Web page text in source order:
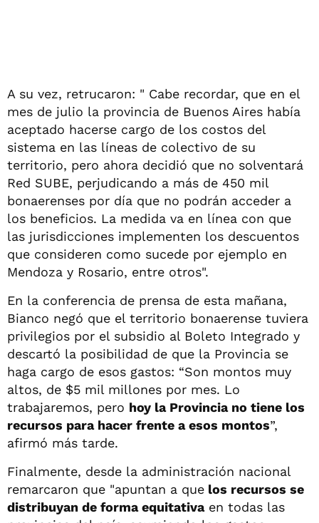
A su vez, retrucaron: " Cabe recordar, que en el
mes de julio la provincia de Buenos Aires había
aceptado hacerse cargo de los costos del
sistema en las líneas de colectivo de su
territorio, pero ahora decidió que no solventará
Red SUBE, perjudicando a más de 450 mil
bonaerenses por día que no podrán acceder a
los beneficios. La medida va en línea con que
las jurisdicciones implementen los descuentos
que consideren como sucede por ejemplo en
Mendoza y Rosario, entre otros".
En la conferencia de prensa de esta mañana,
Bianco negó que el territorio bonaerense tuviera
privilegios por el subsidio al Boleto Integrado y
descartó la posibilidad de que la Provincia se
haga cargo de esos gastos: “Son montos muy
altos, de $5 mil millones por mes. Lo
trabajaremos, pero hoy la Provincia no tiene los
recursos para hacer frente a esos montos”,
afirmó más tarde.
Finalmente, desde la administración nacional
remarcaron que "apuntan a que los recursos se
distribuyan de forma equitativaen todas las